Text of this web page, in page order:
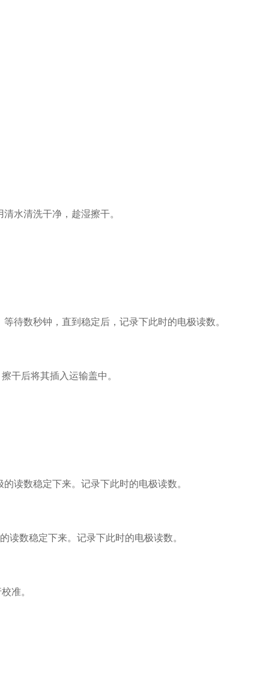
水清洗干净，趁湿擦干。
数秒钟，直到稳定后，记录下此时的电极读数。
后将其插入运输盖中。
数稳定下来。记录下此时的电极读数。
数稳定下来。记录下此时的电极读数。
准。